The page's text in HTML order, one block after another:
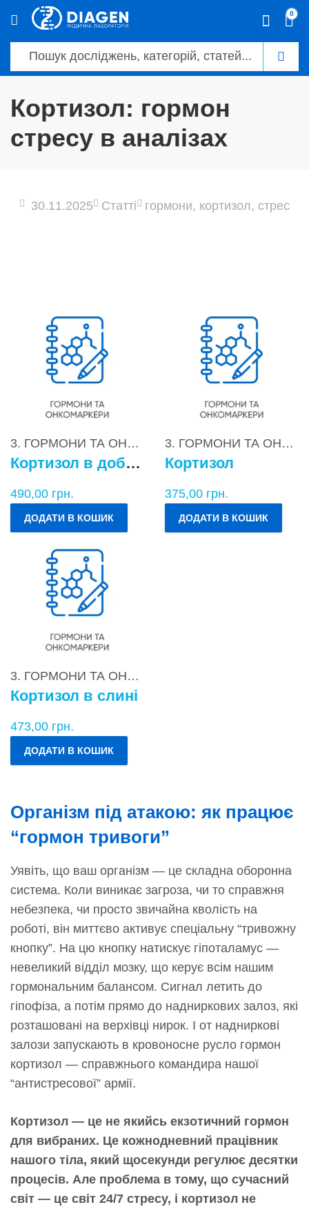
0
Кортизол: гормон
стресу в аналізах
30.11.2025 Статті гормони, кортизол, стрес
3. ГОРМОНИ ТА ОНКОМАРКЕРИ ,3.3. Гіпоталамо-
Кортизол в добовій сечі
490,00 грн.
ДОДАТИ В КОШИК
3. ГОРМОНИ ТА ОНКОМАРКЕРИ
Кортизол
375,00 грн.
ДОДАТИ В КОШИК
3. ГОРМОНИ ТА ОНКОМАРКЕРИ
Кортизол в слині
473,00 грн.
ДОДАТИ В КОШИК
Організм під атакою: як працює
“гормон тривоги”
Уявіть, що ваш організм — це складна оборонна
система. Коли виникає загроза, чи то справжня
небезпека, чи просто звичайна кволість на
роботі, він миттєво активує спеціальну “тривожну
кнопку”. На цю кнопку натискує гіпоталамус —
невеликий відділ мозку, що керує всім нашим
гормональним балансом. Сигнал летить до
гіпофіза, а потім прямо до надниркових залоз, які
розташовані на верхівці нирок. І от надниркові
залози запускають в кровоносне русло гормон
кортизол — справжнього командира нашої
“антистресової” армії.
Кортизол — це не якийсь екзотичний гормон
для вибраних. Це кожнодневний працівник
нашого тіла, який щосекунди регулює десятки
процесів. Але проблема в тому, що сучасний
світ — це світ 24/7 стресу, і кортизол не